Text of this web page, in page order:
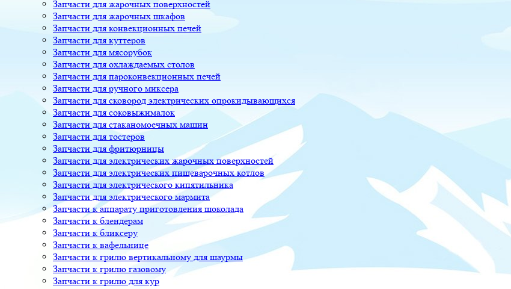
Запчасти для жарочных поверхностей
Запчасти для жарочных шкафов
Запчасти для конвекционных печей
Запчасти для куттеров
Запчасти для мясорубок
Запчасти для охлаждаемых столов
Запчасти для пароконвекционных печей
Запчасти для ручного миксера
Запчасти для сковород электрических опрокидывающихся
Запчасти для соковыжималок
Запчасти для стаканомоечных машин
Запчасти для тостеров
Запчасти для фритюрницы
Запчасти для электрических жарочных поверхностей
Запчасти для электрических пищеварочных котлов
Запчасти для электрического кипятильника
Запчасти для электрического мармита
Запчасти к аппарату приготовления шоколада
Запчасти к блендерам
Запчасти к бликсеру
Запчасти к вафельнице
Запчасти к грилю вертикальному для шаурмы
Запчасти к грилю газовому
Запчасти к грилю для кур